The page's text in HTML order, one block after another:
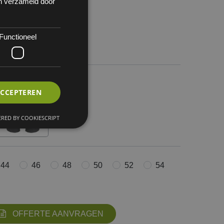
44 46 48 50 52 54
OFFERTE AANVRAGEN
Functioneel
BY COOKIESCRIPT